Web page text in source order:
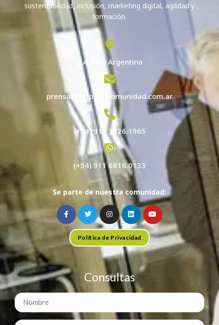
sustentabilidad, inclusión, marketing digital, agilidad y
formación.
C.A.B.A - Argentina
prensa@empatiacomunidad.com.ar
(+54) 911 3826.1965
(+54) 911 6816.0133
Se parte de nuestra comunidad:
Política de Privacidad
Consultas